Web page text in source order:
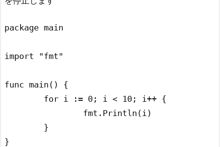
package main
import "fmt"
func main() {
}